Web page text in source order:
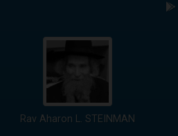
Rav Aharon L. STEINMAN